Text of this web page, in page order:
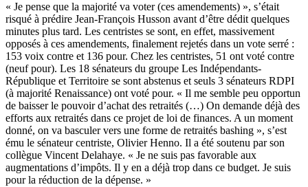
« Je pense que la majorité va voter (ces amendements) », s’était
risqué à prédire Jean-François Husson avant d’être dédit quelques
minutes plus tard. Les centristes se sont, en effet, massivement
opposés à ces amendements, finalement rejetés dans un vote serré :
153 voix contre et 136 pour. Chez les centristes, 51 ont voté contre
(neuf pour). Les 18 sénateurs du groupe Les Indépendants-
République et Territoire se sont abstenus et seuls 3 sénateurs RDPI
(à majorité Renaissance) ont voté pour. « Il me semble peu opportun
de baisser le pouvoir d’achat des retraités (…) On demande déjà des
efforts aux retraités dans ce projet de loi de finances. A un moment
donné, on va basculer vers une forme de retraités bashing », s’est
ému le sénateur centriste, Olivier Henno. Il a été soutenu par son
collègue Vincent Delahaye. « Je ne suis pas favorable aux
augmentations d’impôts. Il y en a déjà trop dans ce budget. Je suis
pour la réduction de la dépense. »